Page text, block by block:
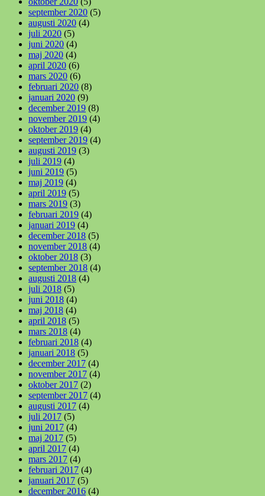
september 2020 (5)
augusti 2020 (4)
juli 2020 (5)
juni 2020 (4)
maj 2020 (4)
april 2020 (6)
mars 2020 (6)
februari 2020 (8)
januari 2020 (9)
december 2019 (8)
november 2019 (4)
oktober 2019 (4)
september 2019 (4)
augusti 2019 (3)
juli 2019 (4)
juni 2019 (5)
maj 2019 (4)
april 2019 (5)
mars 2019 (3)
februari 2019 (4)
januari 2019 (4)
december 2018 (5)
november 2018 (4)
oktober 2018 (3)
september 2018 (4)
augusti 2018 (4)
juli 2018 (5)
juni 2018 (4)
maj 2018 (4)
april 2018 (5)
mars 2018 (4)
februari 2018 (4)
januari 2018 (5)
december 2017 (4)
november 2017 (4)
oktober 2017 (2)
september 2017 (4)
augusti 2017 (4)
juli 2017 (5)
juni 2017 (4)
maj 2017 (5)
april 2017 (4)
mars 2017 (4)
februari 2017 (4)
januari 2017 (5)
december 2016 (4)